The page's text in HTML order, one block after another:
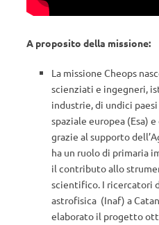
A proposito della missione:
La missione Cheops
scienziati e ingegneri,
industrie, di undici
spaziale europea (Esa) e
grazie al supporto
ha un ruolo di primaria
il contributo allo
scientifico. I ricercatori
astrofisica (Inaf) a
elaborato il progetto